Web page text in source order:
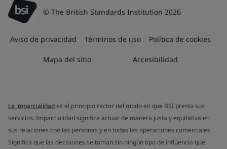
© The British Standards Institution 2026
Aviso de privacidad Términos de uso Política de cookies
Mapa del sitio Accesibilidad
La imparcialidades el principio rector del modo en que BSI presta sus
servicios. Imparcialidad significa actuar de manera justa y equitativa en
sus relaciones con las personas y en todas las operaciones comerciales.
Significa que las decisiones se toman sin ningún tipo de influencia que